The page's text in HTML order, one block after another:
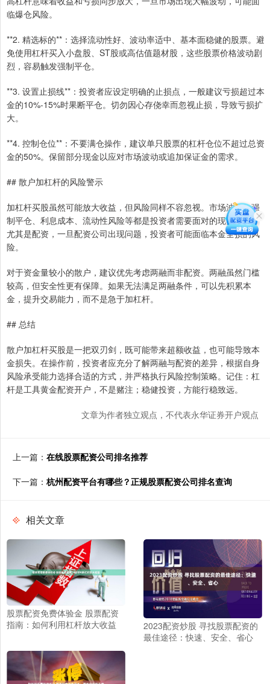
临爆仓风险。
**2. 精选标的**：选择流动性好、波动率适中、基本面稳健的股票。避
免使用杠杆买入小盘股、ST股或高估值题材股，这些股票价格波动剧
烈，容易触发强制平仓。
**3. 设置止损线**：投资者应设定明确的止损点，一般建议亏损超过本
金的10%-15%时果断平仓。切勿因心存侥幸而忽视止损，导致亏损扩
大。
**4. 控制仓位**：不要满仓操作，建议单只股票的杠杆仓位不超过总资
金的50%。保留部分现金以应对市场波动或追加保证金的需求。
## 散户加杠杆的风险警示
加杠杆买股虽然可能放大收益，但风险同样不容忽视。市场波动、强
制平仓、利息成本、流动性风险等都是投资者需要面对的现实问题。
尤其是配资，一旦配资公司出现问题，投资者可能面临本金全损的风
险。
对于资金量较小的散户，建议优先考虑两融而非配资。两融虽然门槛
较高，但安全性更有保障。如果无法满足两融条件，可以先积累本
金，提升交易能力，而不是急于加杠杆。
## 总结
散户加杠杆买股是一把双刃剑，既可能带来超额收益，也可能导致本
金损失。在操作前，投资者应充分了解两融与配资的差异，根据自身
风险承受能力选择合适的方式，并严格执行风险控制策略。记住：杠
杆是工具黄金配资开户，不是赌注；稳健投资，方能行稳致远。
文章为作者独立观点，不代表永华证券开户观点
上一篇： 在线股票配资公司排名推荐
下一篇： 杭州配资平台有哪些？正规股票配资公司排名查询
相关文章
股票配资免费体验金 股票配资
指南：如何利用杠杆放大收益
2023配资炒股 寻找股票配资的
最佳途径：快速、安全、省心